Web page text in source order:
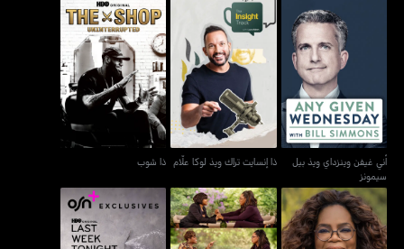
أني غيفن وينزداي ويذ بيل
سيمونز
أني غيفن وينزداي ويذ بيل
سيمونز
ذا إنسايت تراك ويذ لوكا علّام
ذا إنسايت تراك ويذ لوكا علّام
ذا شوب
ذا شوب